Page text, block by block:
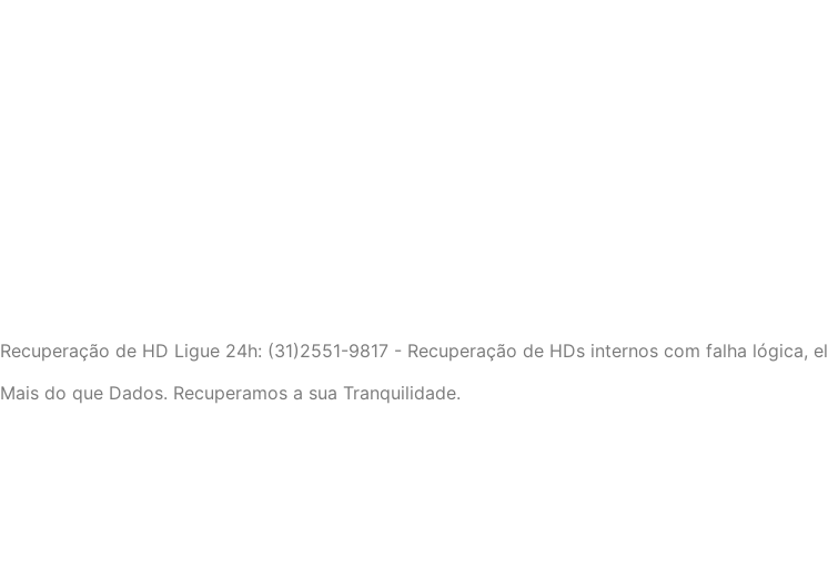
Recuperação de HD Ligue 24h: (31)2551-9817 - Recuperação de HDs internos com falha lógica,
Mais do que Dados. Recuperamos a sua Tranquilidade.